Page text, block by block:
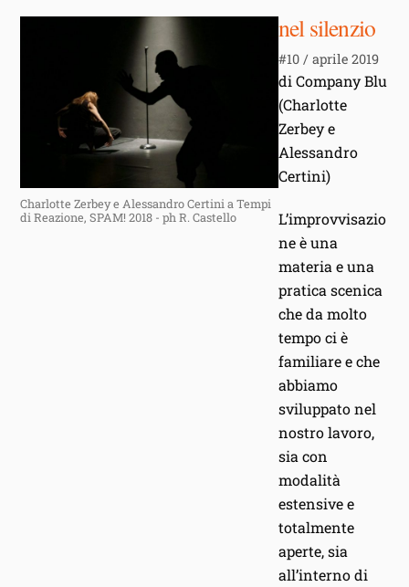
Charlotte Zerbey e Alessandro Certini a Tempi
di Reazione, SPAM! 2018 - ph R. Castello
nel silenzio
#10 / aprile 2019
di Company Blu
(Charlotte
Zerbey e
Alessandro
Certini)
L’improvvisazio
ne è una
materia e una
pratica scenica
che da molto
tempo ci è
familiare e che
abbiamo
sviluppato nel
nostro lavoro,
sia con
modalità
estensive e
totalmente
aperte, sia
all’interno di